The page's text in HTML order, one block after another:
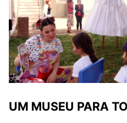
MUSEUS
UM MUSEU PARA